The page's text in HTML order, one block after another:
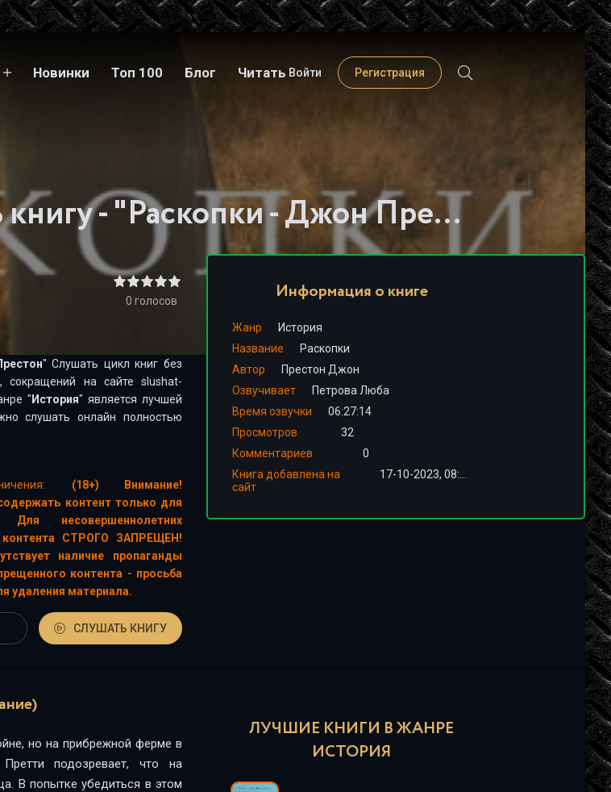
Новинки Топ 100 Блог Читать Войти Регистрация
Слушать книгу - "Раскопки - Джон Престон"
0 голосов
" Слушать цикл книг без
сокращений на сайте slushat-
" История" является лучшей
слушать онлайн полностью
(18+) Внимание!
контент только для
Для несовершеннолетних
контента СТРОГО ЗАПРЕЩЕН!
наличие пропаганды
контента - просьба
удаления материала.
СЛУШАТЬ КНИГУ
Информация о книге
Жанр
История
Название
Раскопки
Автор
Престон Джон
Озвучивает
Петрова Люба
Время озвучки
06:27:14
Просмотров
32
Комментариев
0
Книга добавлена на
сайт
но на прибрежной ферме в
подозревает, что на
В попытке убедиться в этом
ЛУЧШИЕ КНИГИ В ЖАНРЕ
ИСТОРИЯ